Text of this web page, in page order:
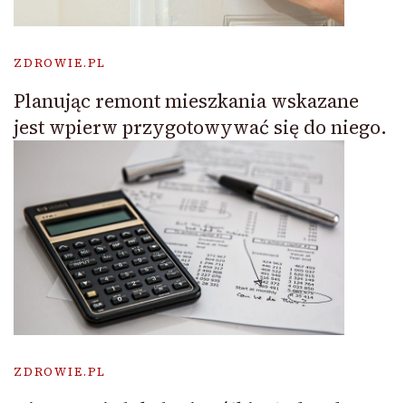
ZDROWIE.PL
Planując remont mieszkania wskazane
jest wpierw przygotowywać się do niego.
ZDROWIE.PL